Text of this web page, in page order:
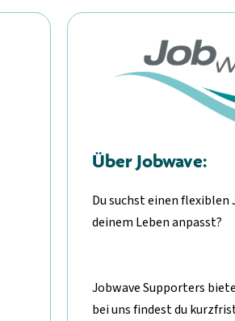
Über Jobwave:
Du suchst einen flexiblen
deinem Leben anpasst?
Jobwave Supporters
bei uns findest du